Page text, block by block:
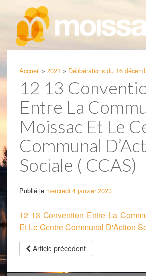
Accueil » 2021 » Délibérations du 16
12 13
Entre La
Moissac Et Le
Communal
Sociale ( CCAS)
Publié le mercredi 4 janvier 2023
12 13 Convention Entre La
Et Le Centre Communal D'Action
Article précédent